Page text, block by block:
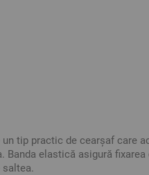
tip practic de cearșaf care
Banda elastică asigură
saltea.